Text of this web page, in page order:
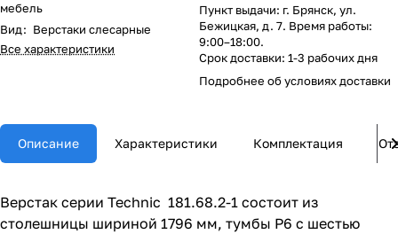
мебель
Вид: Верстаки слесарные
Все характеристики
Пункт выдачи: г. Брянск, ул.
Бежицкая, д. 7. Время работы:
9:00–18:00.
Срок доставки: 1-3 рабочих дня
Подробнее обусловиях доставки
Описание Характеристики Комплектация
Верстак серии Technic 181.68.2-1 состоит из
столешницы шириной 1796 мм, тумбы P6 с шестью